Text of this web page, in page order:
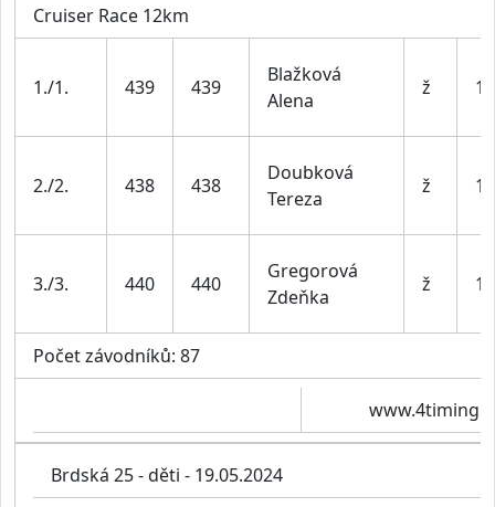
Cruiser Race 12km
1./1. 439 439
Blažková
Alena
ž
2./2. 438 438
Doubková
Tereza
ž
3./3. 440 440
Gregorová
Zdeňka
ž
Počet závodníků: 87
Brdská 25 - děti - 19.05.2024